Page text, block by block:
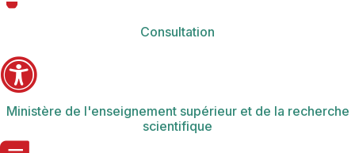
Consultation
Ministère de l'enseignement supérieur et de la recherche
scientifique